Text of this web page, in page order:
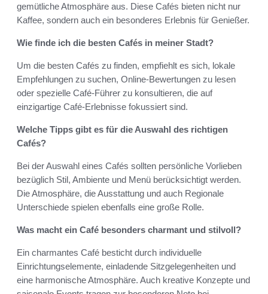
gemütliche Atmosphäre aus. Diese Cafés bieten nicht nur
Kaffee, sondern auch ein besonderes Erlebnis für Genießer.
Wie finde ich die besten Cafés in meiner Stadt?
Um die besten Cafés zu finden, empfiehlt es sich, lokale
Empfehlungen zu suchen, Online-Bewertungen zu lesen
oder spezielle Café-Führer zu konsultieren, die auf
einzigartige Café-Erlebnisse fokussiert sind.
Welche Tipps gibt es für die Auswahl des richtigen
Cafés?
Bei der Auswahl eines Cafés sollten persönliche Vorlieben
bezüglich Stil, Ambiente und Menü berücksichtigt werden.
Die Atmosphäre, die Ausstattung und auch Regionale
Unterschiede spielen ebenfalls eine große Rolle.
Was macht ein Café besonders charmant und stilvoll?
Ein charmantes Café besticht durch individuelle
Einrichtungselemente, einladende Sitzgelegenheiten und
eine harmonische Atmosphäre. Auch kreative Konzepte und